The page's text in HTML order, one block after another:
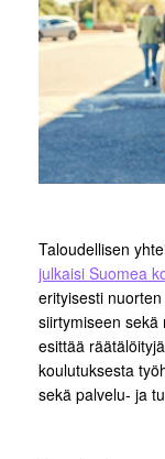
Taloudellisen
julkaisi Suomea
erityisesti
siirtymiseen sekä
esittää
koulutuksesta
sekä palvelu- ja